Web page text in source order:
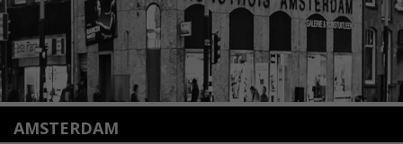
AMSTERDAM